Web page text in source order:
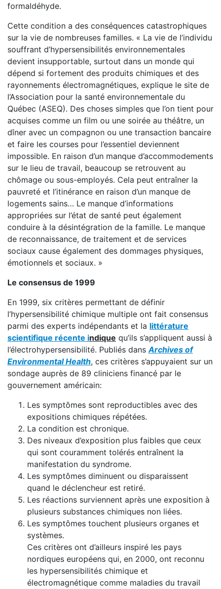
formaldéhyde.
Cette condition a des conséquences catastrophiques
sur la vie de nombreuses familles. « La vie de l’individu
souffrant d’hypersensibilités environnementales
devient insupportable, surtout dans un monde qui
dépend si fortement des produits chimiques et des
rayonnements électromagnétiques, explique le site de
l’Association pour la santé environnementale du
Québec (ASEQ). Des choses simples que l’on tient pour
acquises comme un film ou une soirée au théâtre, un
dîner avec un compagnon ou une transaction bancaire
et faire les courses pour l’essentiel deviennent
impossible. En raison d’un manque d’accommodements
sur le lieu de travail, beaucoup se retrouvent au
chômage ou sous-employés. Cela peut entraîner la
pauvreté et l’itinérance en raison d’un manque de
logements sains… Le manque d’informations
appropriées sur l’état de santé peut également
conduire à la désintégration de la famille. Le manque
de reconnaissance, de traitement et de services
sociaux cause également des dommages physiques,
émotionnels et sociaux. »
Le consensus de 1999
En 1999, six critères permettant de définir
l’hypersensibilité chimique multiple ont fait consensus
parmi des experts indépendants et la littérature
scientifique récente indique qu’ils s’appliquent aussi à
l’électrohypersensibilité. Publiés dansArchives of
Environmental Health, ces critères s’appuyaient sur un
sondage auprès de 89 cliniciens financé par le
gouvernement américain:
Les symptômes sont reproductibles avec des
expositions chimiques répétées.
La condition est chronique.
Des niveaux d’exposition plus faibles que ceux
qui sont couramment tolérés entraînent la
manifestation du syndrome.
Les symptômes diminuent ou disparaissent
quand le déclencheur est retiré.
Les réactions surviennent après une exposition à
plusieurs substances chimiques non liées.
Les symptômes touchent plusieurs organes et
systèmes.
Ces critères ont d’ailleurs inspiré les pays
nordiques européens qui, en 2000, ont reconnu
les hypersensibilités chimique et
électromagnétique comme maladies du travail